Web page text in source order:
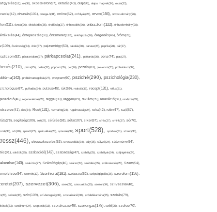
ok(36), okostelefon(57), oktatás(40), olaj(50), olajos magvak(34), olcsó(33),
olvasás(101), omega-3(31), online(52), orrfolyás(24), orvos(164), orvostudomány(26),
óvoda(26), öltözködés(35), önállóság(27), önbecsülés(36), önbizalom(122), önbizalomhiány(28),
önfejlesztés(59), önismeret(113), önkifejezés(26), öregedés(46), öröm(69),
őszinteség(34), ötlet(37), pajzsmirigy(53), pakolás(30), panasz(25), paprika(28), pár(27),
páratartalom(27), párkapcsolat(241), pattanás(30), pénz(74), piac(27),
pizza(25), pollen(32), popcorn(35), por(26), pozitív(83), prevenció(25), probiotikum(37),
problémamegoldás(27), program(60), psziché(290), pszichológia(230),
puffadás(34), pulzus(45), rák(69), reakció(33), recept(131), reflux(31),
regenerálódás(28), reggel(39), reggeli(89), reklám(39), relaxáció(81), rendszer(24),
rizs(34), Rost(131), rozmaring(24), rugalmasság(24), ruha(42), rutin(47), sajt(67),
segítség(100), sejt(27), sérülés(58), séta(107), siker(67), sírás(27), smink(37), só(70),
sör(26), spenót(27), spiritualitás(28), spórolás(37), sport(528), sportoló(31), strand(35),
stresszkezelés(53), stresszoldás(34), súly(25), súlyzó(24), sütemény(94),
sütőtök(25), szabadidő(142), szabadság(47), szabály(25), szabályok(24), szájhigiénia(24),
szakítás(27), Számítógép(46), száraz(24), szédülés(35), székrekedés(25), Szem(54),
szemét(32), Szénhidrát(181), szépség(52), szépségápolás(26), szerelem(156),
szervezet(306), szex(27), szexualitás(25), szezon(34), szilveszter(48),
színek(36), szív(109), szívbetegség(32), szocializáció(30), szódabikarbóna(35), szokás(79),
szolárium(24), szoptatás(33), szórakozás(45), szorongás(178), szőlő(25), szülés(70),